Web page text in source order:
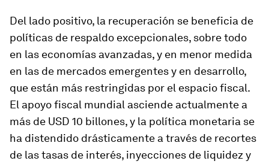
Del lado positivo, la recuperación se beneficia de
políticas de respaldo excepcionales, sobre todo
en las economías avanzadas, y en menor medida
en las de mercados emergentes y en desarrollo,
que están más restringidas por el espacio fiscal.
El apoyo fiscal mundial asciende actualmente a
más de USD 10 billones, y la política monetaria se
ha distendido drásticamente a través de recortes
de las tasas de interés, inyecciones de liquidez y